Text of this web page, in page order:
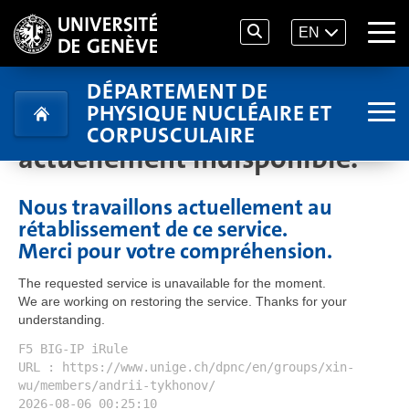
EN
Le service demandé est
actuellement indisponible.
Nous travaillons actuellement au
rétablissement de ce service.
Merci pour votre compréhension.
The requested service is unavailable for the moment.
We are working on restoring the service. Thanks for your
understanding.
F5 BIG-IP iRule
URL : https://www.unige.ch/dpnc/en/groups/xin-
wu/members/andrii-tykhonov/
2026-08-06 00:25:10
DÉPARTEMENT DE
PHYSIQUE NUCLÉAIRE ET
CORPUSCULAIRE